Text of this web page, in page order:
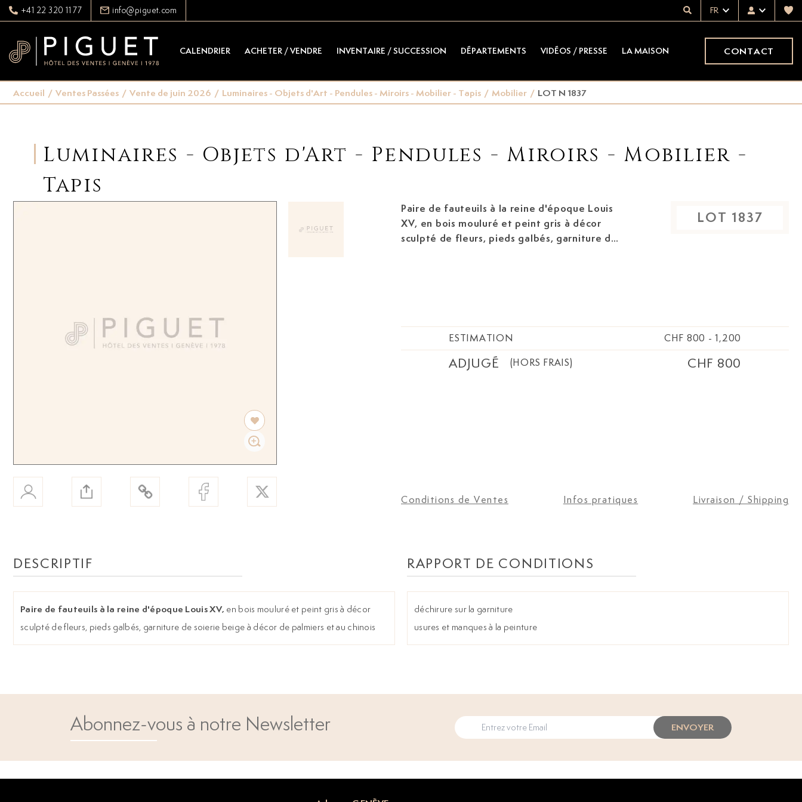
+41 22 320 11 77 info@piguet.com FR
CALENDRIER ACHETER / VENDRE INVENTAIRE / SUCCESSION DÉPARTEMENTS VIDÉOS / PRESSE LA MAISON CONTACT
Accueil / Ventes Passées / Vente de juin 2026 / Luminaires - Objets d'Art - Pendules - Miroirs - Mobilier - Tapis / Mobilier / LOT N 1837
Luminaires - Objets d'Art - Pendules - Miroirs - Mobilier -
Tapis
Paire de fauteuils à la reine d'époque Louis
XV,
sculpté de fleurs, pieds galbés, garniture de
LOT 1837
ESTIMATION CHF 800 - 1,200
ADJUGÉ (HORS FRAIS) CHF 800
Conditions de Ventes Infos pratiques Livraison / Shipping
DESCRIPTIF
Paire de fauteuils à la reine d'époque Louis XV, en bois mouluré et peint gris à décor
sculpté de fleurs, pieds galbés, garniture de soierie beige à décor de palmiers et au chinois
RAPPORT DE CONDITIONS
déchirure sur la garniture
usures et manques à la peinture
Abonnez-vous à notre Newsletter ENVOYER